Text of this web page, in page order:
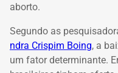
aborto.
Segundo as
ndra Crispim Boing, a
um fator determinante.